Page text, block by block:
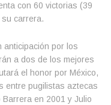
con 60 victorias (39
carrera.
anticipación por los
a dos de los mejores
el honor por México,
entre pugilistas aztecas
en 2001 y Julio